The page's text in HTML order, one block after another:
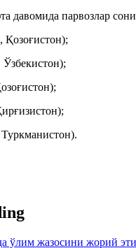
давомида парвозлар
ўлим жазосини жорий